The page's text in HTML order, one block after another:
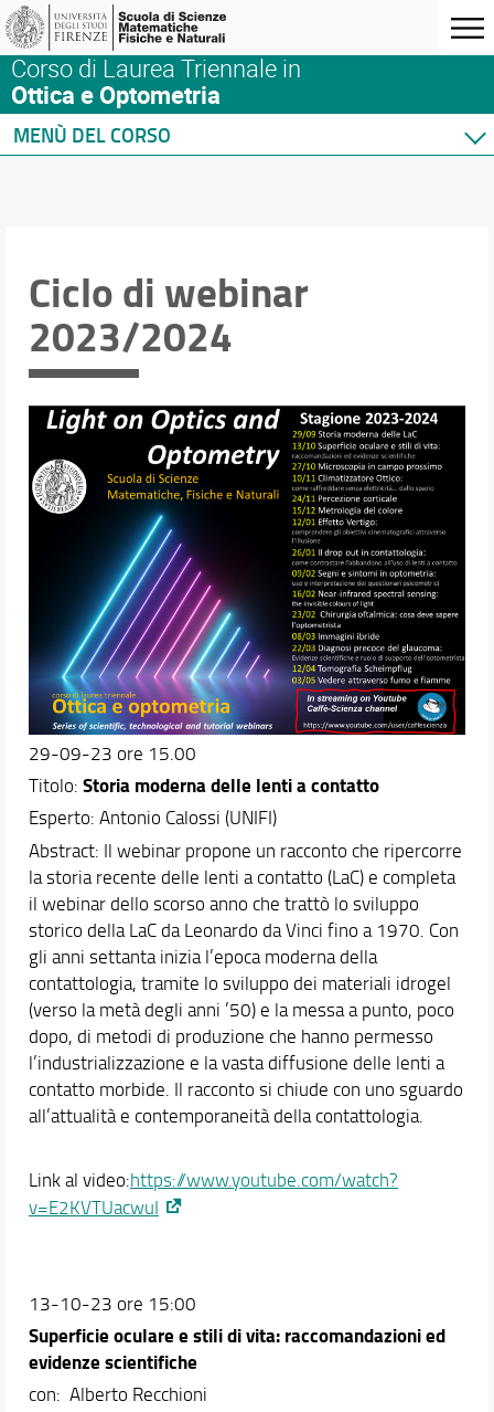
Corso di Laurea Triennale in
Ottica e Optometria
MENÙ DEL CORSO
Didattica
Docenti
Ricerca
Terza missione
Ciclo di webinar
2023/2024
29-09-23 ore 15.00
Titolo: Storia moderna delle lenti a contatto
Esperto: Antonio Calossi (UNIFI)
Abstract: Il webinar propone un racconto che ripercorre
la storia recente delle lenti a contatto (LaC) e completa
il webinar dello scorso anno che trattò lo sviluppo
storico della LaC da Leonardo da Vinci fino a 1970. Con
gli anni settanta inizia l’epoca moderna della
contattologia, tramite lo sviluppo dei materiali idrogel
(verso la metà degli anni ’50) e la messa a punto, poco
dopo, di metodi di produzione che hanno permesso
l’industrializzazione e la vasta diffusione delle lenti a
contatto morbide. Il racconto si chiude con uno sguardo
all’attualità e contemporaneità della contattologia.
Link al video:https://www.youtube.com/watch?
v=E2KVTUacwuI
13-10-23 ore 15:00
Superficie oculare e stili di vita: raccomandazioni ed
evidenze scientifiche
con: Alberto Recchioni